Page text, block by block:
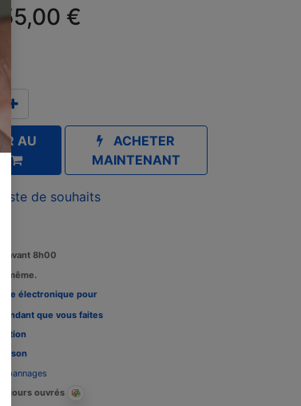
55,00 €
AU
ACHETER
MAINTENANT
liste de souhaits
avant 8h00
même.
électronique pour
que vous faites
option
3 jours ouvrés